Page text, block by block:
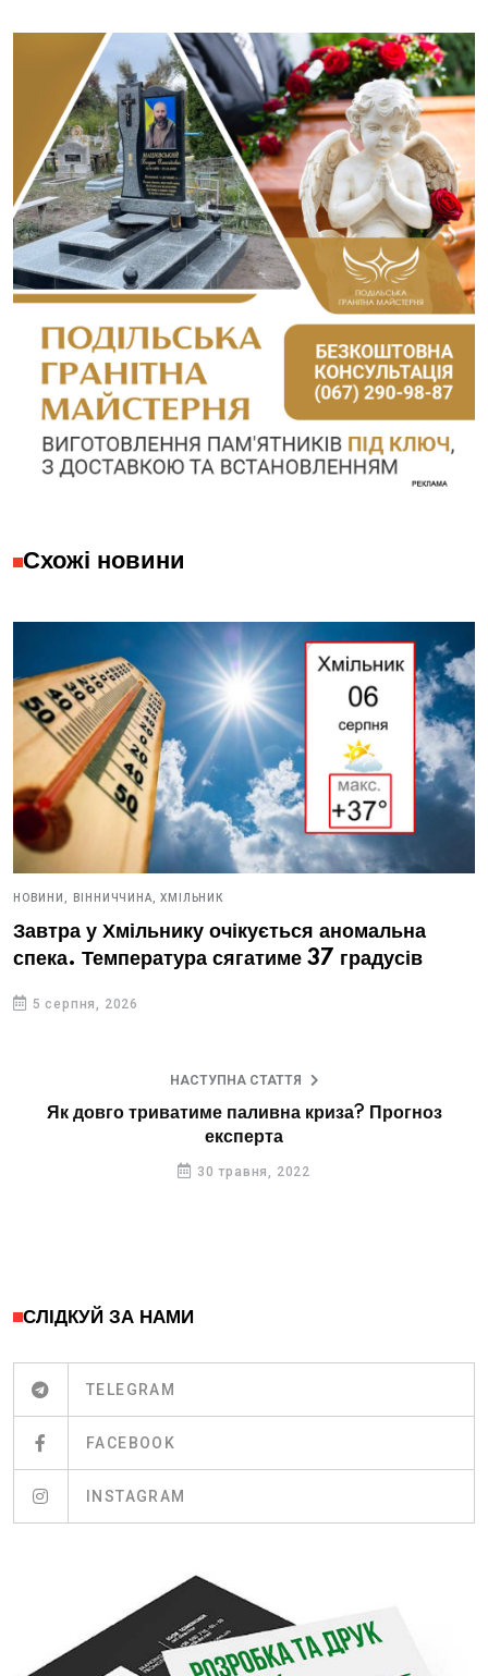
Схожі новини
НОВИНИ, ВІННИЧЧИНА, ХМІЛЬНИК
Завтра у Хмільнику очікується аномальна
спека. Температура сягатиме 37 градусів
5 серпня, 2026
НАСТУПНА СТАТТЯ
Як довго триватиме паливна криза? Прогноз
експерта
30 травня, 2022
СЛІДКУЙ ЗА НАМИ
TELEGRAM
FACEBOOK
INSTAGRAM